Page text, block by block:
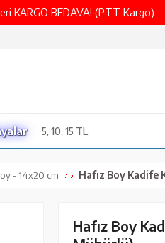
KARGO BEDAVA! (PTT Kargo)
5, 10, 15 TL
- 14x20 cm Hafız Boy Kadife Kuran-ı
Hafız Boy